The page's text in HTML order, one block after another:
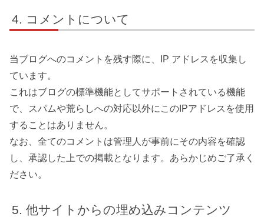
コメントについて
当ブログへのコメントを残す際に、IP アドレスを収集し
ています。
これはブログの標準機能としてサポートされている機能
で、スパムや荒らしへの対応以外にこのIPアドレスを使用
することはありません。
なお、全てのコメントは管理人が事前にその内容を確認
し、承認した上での掲載となります。あらかじめご了承く
ださい。
他サイトからの埋め込みコンテンツ